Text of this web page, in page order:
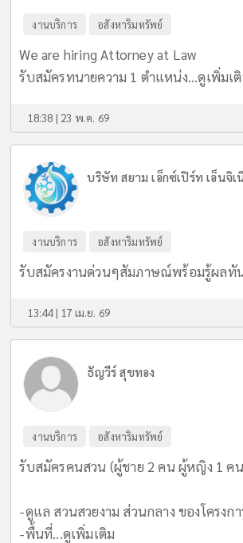
งานบริการ อสังหาริมทรัพย์
We are hiring Attorney at Law
รับสมัครทนายความ 1 ตำแหน่ง...ดูเพิ่มเ
18:38 | 23 พ.ค. 69
บริษัท สยาม เอ็กซ์เปิร์ท เอ็นจิเ
งานบริการ อสังหาริมทรัพย์
รับสมัครงานด่วนๆสัมภาษณ์พร้อมรู้ผลทั
13:44 | 17 เม.ย. 69
ธัญวีร์ สุขทอง
งานบริการ อสังหาริมทรัพย์
รับสมัครคนสวน (ผู้ชาย 2 คน ผู้หญิง 1 ค
-ดูแล สวนสวยงาม ส่วนกลาง ของโครงก
-พื้นที่...ดูเพิ่มเติม